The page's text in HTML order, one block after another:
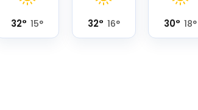
32° 15° 32° 16° 30° 18°